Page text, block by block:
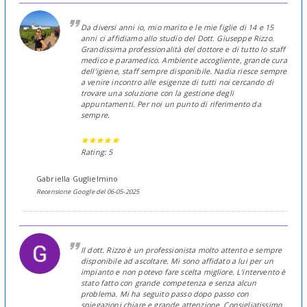
Da diversi anni io, mio marito e le mie figlie di 14 e 15
anni ci affidiamo allo studio del Dott. Giuseppe Rizzo.
Grandissima professionalità del dottore e di tutto lo staff
medico e paramedico. Ambiente accogliente, grande cura
dell’igiene, staff sempre disponibile. Nadia riesce sempre
a venire incontro alle esigenze di tutti noi cercando di
trovare una soluzione con la gestione degli
appuntamenti. Per noi un punto di riferimento da
sempre.
Rating: 5
Gabriella Guglielmino
Recensione Google del 06-05-2025
Il dott. Rizzo è un professionista molto attento e sempre
disponibile ad ascoltare. Mi sono affidato a lui per un
impianto e non potevo fare scelta migliore. L'intervento è
stato fatto con grande competenza e senza alcun
problema. Mi ha seguito passo dopo passo con
spiegazioni chiare e grande attenzione. Consigliatissimo